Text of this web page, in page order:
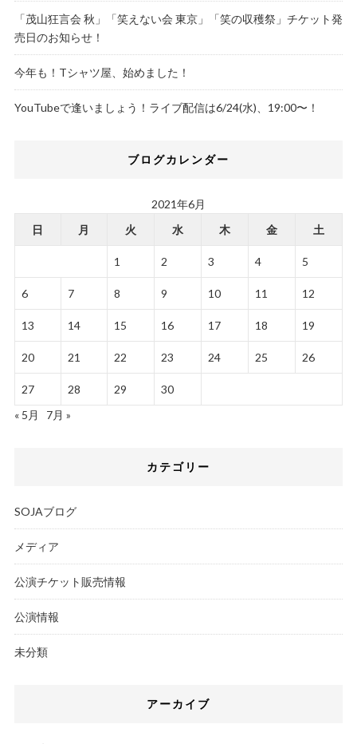
「茂山狂言会 秋」「笑えない会 東京」「笑の収穫祭」チケット発
売日のお知らせ！
今年も！Tシャツ屋、始めました！
YouTubeで逢いましょう！ライブ配信は6/24(水)、19:00〜！
ブログカレンダー
2021年6月
日
月 火 水 木 金 土
1 2 3 4 5
6 7 8 9 10 11 12
13 14 15 16 17 18 19
20 21 22 23 24 25 26
27 28 29
30
« 5月
7月 »
カテゴリー
SOJAブログ
メディア
公演チケット販売情報
公演情報
未分類
アーカイブ